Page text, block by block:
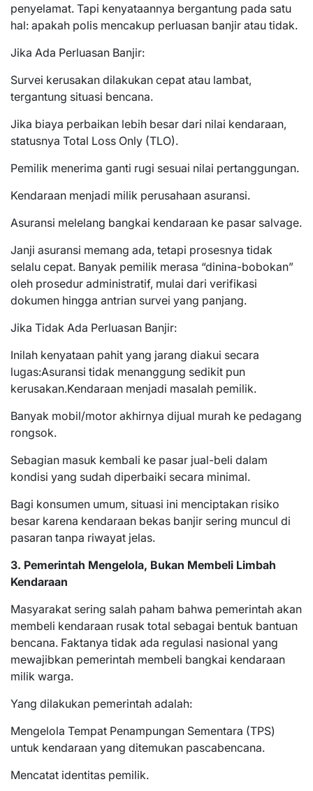
penyelamat. Tapi kenyataannya bergantung pada satu
hal: apakah polis mencakup perluasan banjir atau tidak.
Jika Ada Perluasan Banjir:
Survei kerusakan dilakukan cepat atau lambat,
tergantung situasi bencana.
Jika biaya perbaikan lebih besar dari nilai kendaraan,
statusnya Total Loss Only (TLO).
Pemilik menerima ganti rugi sesuai nilai pertanggungan.
Kendaraan menjadi milik perusahaan asuransi.
Asuransi melelang bangkai kendaraan ke pasar salvage.
Janji asuransi memang ada, tetapi prosesnya tidak
selalu cepat. Banyak pemilik merasa “dinina-bobokan”
oleh prosedur administratif, mulai dari verifikasi
dokumen hingga antrian survei yang panjang.
Jika Tidak Ada Perluasan Banjir:
Inilah kenyataan pahit yang jarang diakui secara
lugas:Asuransi tidak menanggung sedikit pun
kerusakan.Kendaraan menjadi masalah pemilik.
Banyak mobil/motor akhirnya dijual murah ke pedagang
rongsok.
Sebagian masuk kembali ke pasar jual-beli dalam
kondisi yang sudah diperbaiki secara minimal.
Bagi konsumen umum, situasi ini menciptakan risiko
besar karena kendaraan bekas banjir sering muncul di
pasaran tanpa riwayat jelas.
3. Pemerintah Mengelola, Bukan Membeli Limbah
Kendaraan
Masyarakat sering salah paham bahwa pemerintah akan
membeli kendaraan rusak total sebagai bentuk bantuan
bencana. Faktanya tidak ada regulasi nasional yang
mewajibkan pemerintah membeli bangkai kendaraan
milik warga.
Yang dilakukan pemerintah adalah:
Mengelola Tempat Penampungan Sementara (TPS)
untuk kendaraan yang ditemukan pascabencana.
Mencatat identitas pemilik.